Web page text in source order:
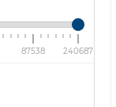
87538 240687